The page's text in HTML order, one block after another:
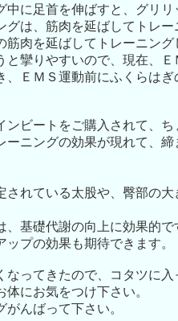
中に足首を伸ばすと、グリ
グは、筋肉を延ばしてトレ
筋肉を延ばしてトレーニン
と攣りやすいので、現在、
、ＥＭＳ運動前にふくらは
ンビートをご購入されて、
ーニングの効果が現れて、
されている太股や、臀部の
、基礎代謝の向上に効果的で
プの効果も期待できます。
なってきたので、コタツに
にお気をつけ下さい。
んばって下さい。